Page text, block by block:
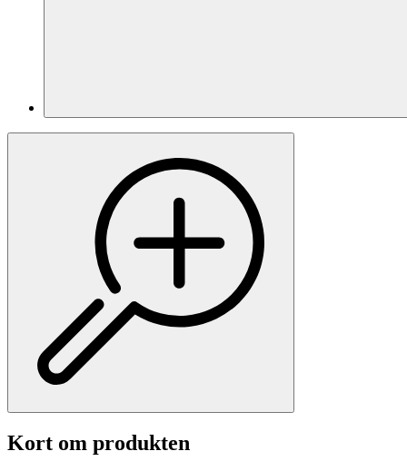
Kort om produkten